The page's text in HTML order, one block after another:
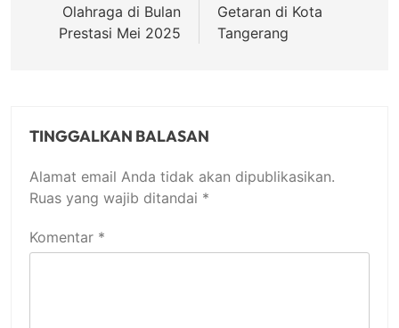
Olahraga di Bulan
Prestasi Mei 2025
Getaran di Kota
Tangerang
TINGGALKAN BALASAN
Alamat email Anda tidak akan dipublikasikan.
Ruas yang wajib ditandai *
Komentar *